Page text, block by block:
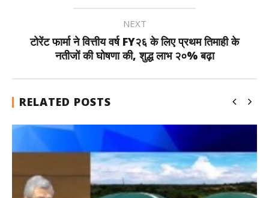
NEXT
टोरेंट फार्मा ने वित्तीय वर्ष FY२६ के लिए प्रथम तिमाही के
नतीजों की घोषणा की, शुद्ध लाभ २०% बढ़ा
RELATED POSTS